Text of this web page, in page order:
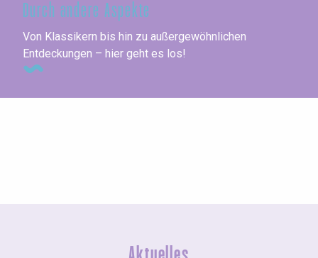
Durch andere Aspekte
Von Klassikern bis hin zu außergewöhnlichen
Entdeckungen – hier geht es los!